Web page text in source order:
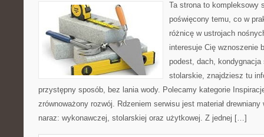
Ta strona to kompleksowy
poświęcony temu, co w
różnicę w ustrojach
interesuje Cię wznoszenie
podest, dach, kondygnacja
stolarskie, znajdziesz tu
przystępny sposób, bez lania wody. Polecamy kategorie
zrównoważony rozwój. Rdzeniem serwisu jest materiał
naraz: wykonawczej, stolarskiej oraz użytkowej. Z jednej […]